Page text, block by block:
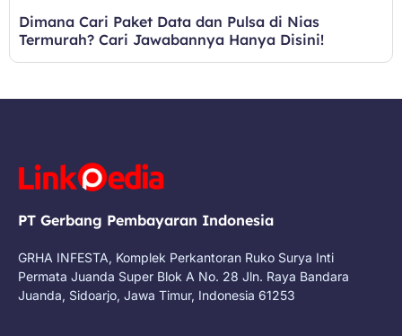
Dimana Cari Paket Data dan Pulsa di Nias
Termurah? Cari Jawabannya Hanya Disini!
PT Gerbang Pembayaran Indonesia
GRHA INFESTA, Komplek Perkantoran Ruko Surya Inti
Permata Juanda Super Blok A No. 28 Jln. Raya Bandara
Juanda, Sidoarjo, Jawa Timur, Indonesia 61253